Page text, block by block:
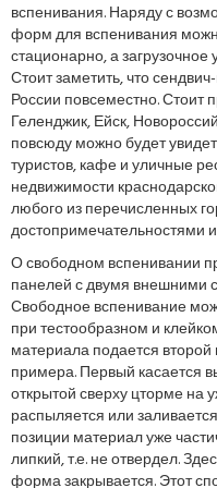
вспенивания. Наряду с
форм для вспенивания
стационарно, а загрузочное
Стоит заметить, что
России повсеместно. Стоит
Геленджик, Ейск,
повсюду можно будет
туристов, кафе и уличные
недвижимости
любого из перечисленных
достопримечательностями
О свободном вспенивании
панелей с двумя внешними
Свободное вспенивание
при тестообразном и
материала подается
примера. Первый касается
открытой сверху цторме
распыляется или
позиции материал уже
липкий, т.е. не отвердел.
форма закрывается. Этот